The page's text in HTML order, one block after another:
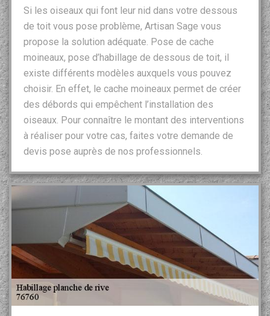
Si les oiseaux qui font leur nid dans votre dessous
de toit vous pose problème, Artisan Sage vous
propose la solution adéquate. Pose de cache
moineaux, pose d’habillage de dessous de toit, il
existe différents modèles auxquels vous pouvez
choisir. En effet, le cache moineaux permet de créer
des débords qui empêchent l’installation des
oiseaux. Pour connaître le montant des interventions
à réaliser pour votre cas, faites votre demande de
devis pose auprès de nos professionnels.